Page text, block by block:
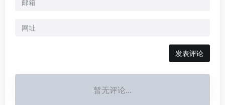
暂无评论...